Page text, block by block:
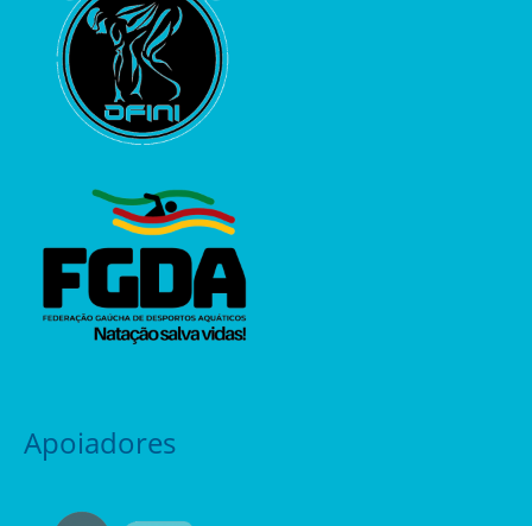
Apoiadores